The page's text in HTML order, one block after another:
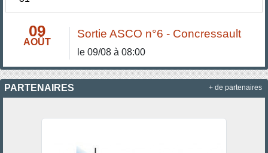
09
AOÛT
Sortie ASCO n°6 - Concressault
le 09/08 à 08:00
PARTENAIRES + de partenaires